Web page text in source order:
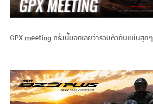
GPX meeting ครั้งนี้บอกเลยว่ารวมตัวกันแน่นสุดๆ